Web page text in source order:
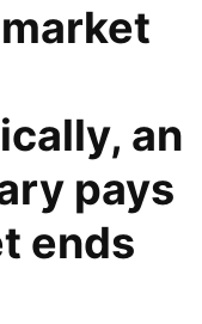
an
pays
ends